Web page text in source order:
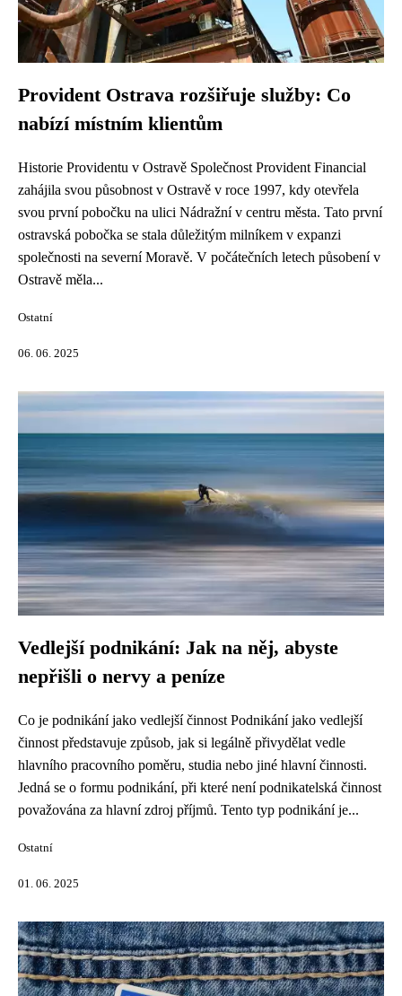
Provident Ostrava rozšiřuje služby: Co
nabízí místním klientům
Historie Providentu v Ostravě Společnost Provident Financial
zahájila svou působnost v Ostravě v roce 1997, kdy otevřela
svou první pobočku na ulici Nádražní v centru města. Tato první
ostravská pobočka se stala důležitým milníkem v expanzi
společnosti na severní Moravě. V počátečních letech působení v
Ostravě měla...
Ostatní
06. 06. 2025
Vedlejší podnikání: Jak na něj, abyste
nepřišli o nervy a peníze
Co je podnikání jako vedlejší činnost Podnikání jako vedlejší
činnost představuje způsob, jak si legálně přivydělat vedle
hlavního pracovního poměru, studia nebo jiné hlavní činnosti.
Jedná se o formu podnikání, při které není podnikatelská činnost
považována za hlavní zdroj příjmů. Tento typ podnikání je...
Ostatní
01. 06. 2025